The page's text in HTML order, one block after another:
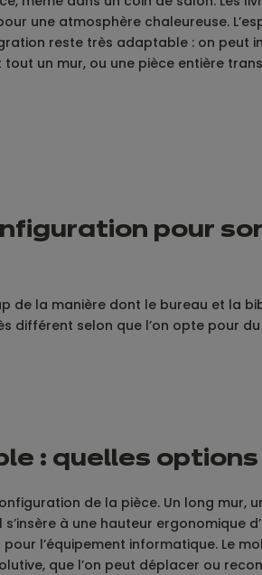
une atmosphère chaleureuse.
reste très adaptable : on peut
un mur, ou une pièce entière
pour
de la manière dont le bureau et la
différent selon que l’on opte pour
: quelles options
de la pièce. Un long mur,
à une hauteur ergonomique
l’équipement informatique. Le
que l’on peut déplacer ou